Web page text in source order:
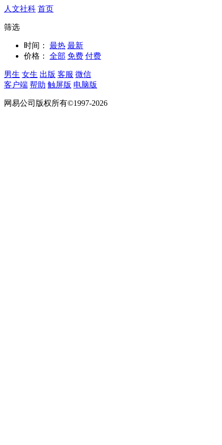
人文社科 首页
筛选
时间： 最热 最新
价格：
全部 免费 付费
男生 女生 出版 客服 微信
客户端 帮助 触屏版 电脑版
网易公司版权所有©1997-2026